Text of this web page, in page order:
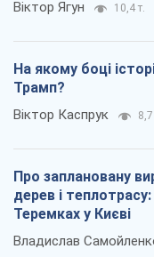
Віктор Ягун 10,4 т.
На якому боці
Трамп?
Віктор Каспрук 8,7
Про заплановану
дерев і
Теремках у Києві
Владислав